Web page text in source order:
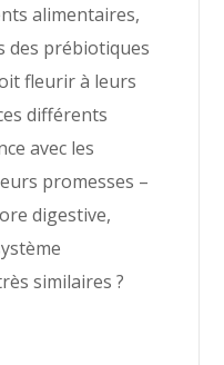
alimentaires,
des prébiotiques
fleurir à leurs
différents
avec les
promesses –
digestive,
similaires ?